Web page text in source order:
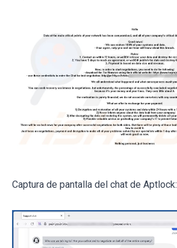
Captura de pantalla del chat de Aptlock: